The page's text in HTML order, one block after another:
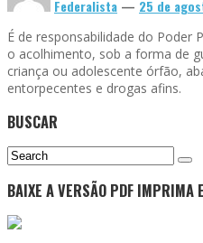
Federalista — 25 de
É de responsabilidade do Poder
o acolhimento, sob a forma de
criança ou adolescente órfão,
entorpecentes e drogas afins.
BUSCAR
BAIXE A VERSÃO PDF IMPRIMA